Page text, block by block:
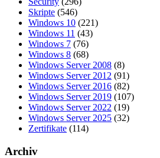
Skripte (546)
Windows 10 (221)
Windows 11 (43)
Windows 7 (76)
Windows 8 (68)
Windows Server 2008 (8)
Windows Server 2012 (91)
Windows Server 2016 (82)
Windows Server 2019 (107)
Windows Server 2022 (19)
Windows Server 2025 (32)
Zertifikate (114)
Archiv